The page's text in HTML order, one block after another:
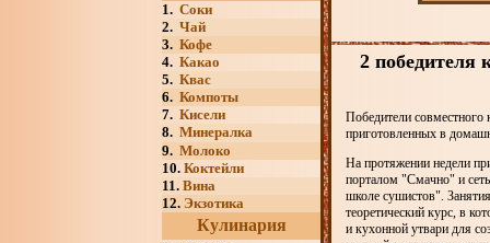
1. Соки
2. Чай
3. Кофе
4. Какао
5. Квас
6. Компоты
7. Кисели
8. Минералка
9. Молоко
10. Коктейли
11. Вина
12. Экзотика
Кулинария
2
Победители
приготовленных в
На протяжении недели
порталом "Смачно" и
школе сушистов".
теоретический курс, в
и кухонной утвари для